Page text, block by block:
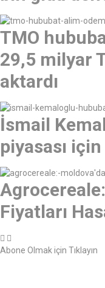
TMO
29,5 milyar
aktardı
İsmail
piyasası
Fiyatları
Abone Olmak için Tıklayın